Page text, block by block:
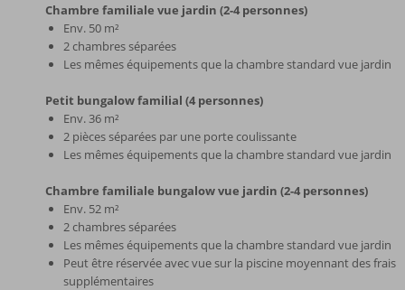
Chambre familiale vue jardin (2-4 personnes)
Env. 50 m²
2 chambres séparées
Les mêmes équipements que la chambre standard vue jardin
Petit bungalow familial (4 personnes)
Env. 36 m²
2 pièces séparées par une porte coulissante
Les mêmes équipements que la chambre standard vue jardin
Chambre familiale bungalow vue jardin (2-4 personnes)
Env. 52 m²
2 chambres séparées
Les mêmes équipements que la chambre standard vue jardin
Peut être réservée avec vue sur la piscine moyennant des frais
supplémentaires